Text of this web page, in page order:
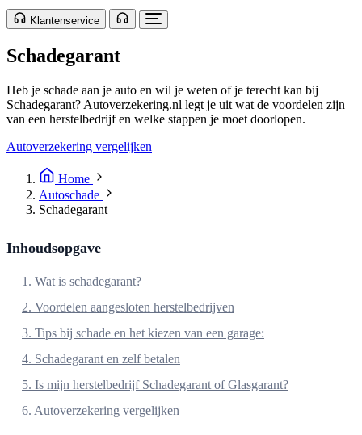
Klantenservice
Schadegarant
Heb je schade aan je auto en wil je weten of je terecht kan bij
Schadegarant? Autoverzekering.nl legt je uit wat de voordelen zijn
van een herstelbedrijf en welke stappen je moet doorlopen.
Autoverzekering vergelijken
Home
Autoschade
Schadegarant
Inhoudsopgave
1. Wat is schadegarant?
2. Voordelen aangesloten herstelbedrijven
3. Tips bij schade en het kiezen van een garage:
4. Schadegarant en zelf betalen
5. Is mijn herstelbedrijf Schadegarant of Glasgarant?
6. Autoverzekering vergelijken